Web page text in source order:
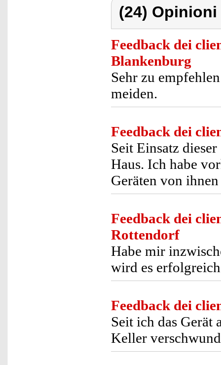
(24)
Feedback dei
Blankenburg
Sehr zu
meiden.
Feedback dei
Seit Einsatz
Haus. Ich habe
Geräten von
Feedback dei
Rottendorf
Habe mir
wird es
Feedback dei
Seit ich das Gerät
Keller